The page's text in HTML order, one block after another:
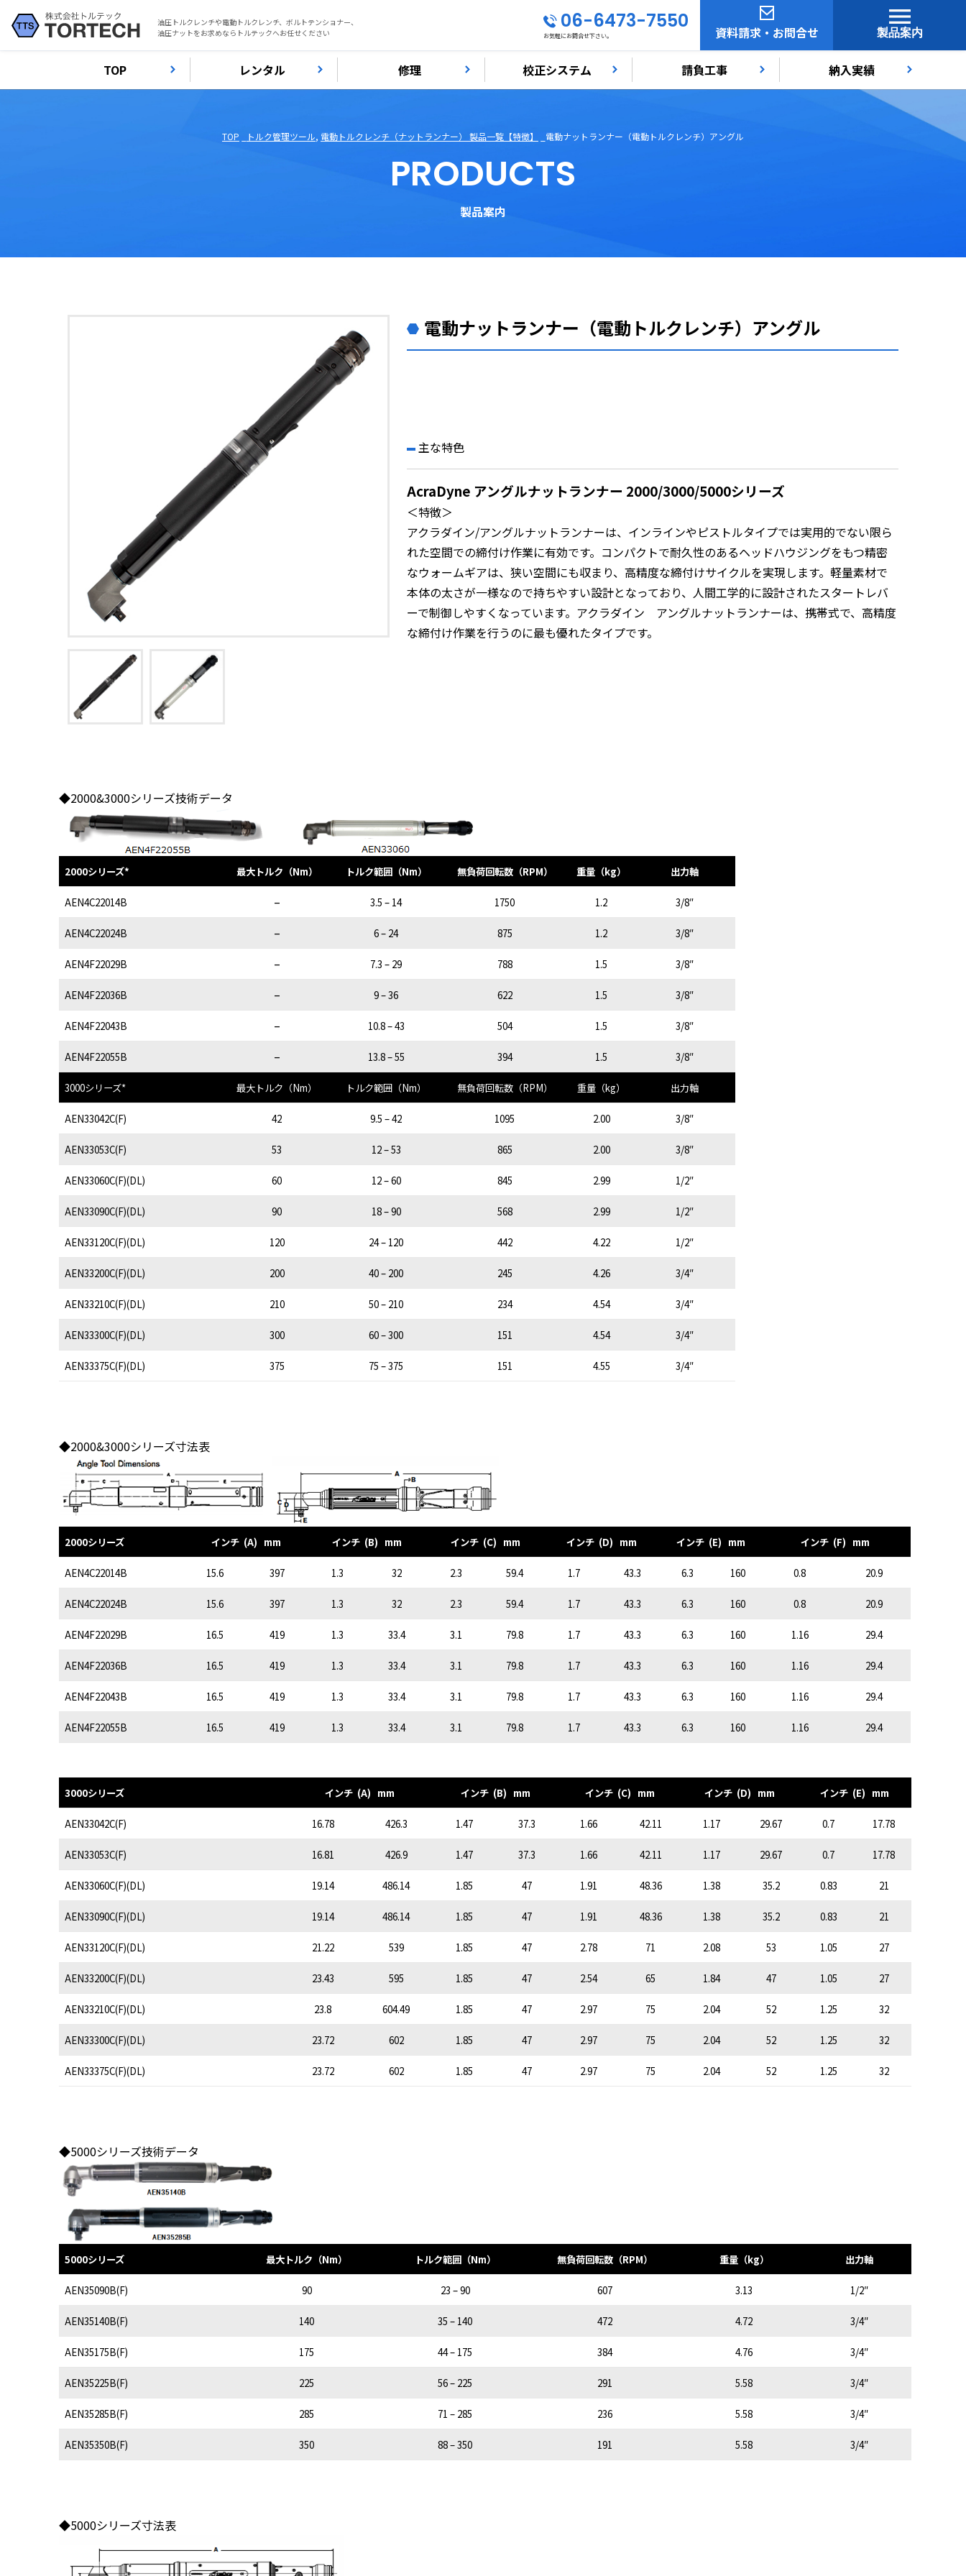
油圧トルクレンチや電動トルクレンチ、ボルトテンショナー、
油圧ナットをお求めならトルテックへお任せください
06-6473-7550
お気軽にお問合せ下さい。 資料請求・お問合せ 製品案内
TOP レンタル 修理 校正システム 請負工事 納入実績
TOP トルク管理ツール, 電動トルクレンチ（ナットランナー） 製品一覧【特徴】 電動ナットランナー（電動トルクレンチ）アングル
PRODUCTS
製品案内
電動ナットランナー（電動トルクレンチ）アングル
主な特色
AcraDyne アングルナットランナー 2000/3000/5000シリーズ
＜特徴＞
アクラダイン/アングルナットランナーは、インラインやピストルタイプでは実用的でない限ら
れた空間での締付け作業に有効です。コンパクトで耐久性のあるヘッドハウジングをもつ精密
なウォームギアは、狭い空間にも収まり、高精度な締付けサイクルを実現します。軽量素材で
本体の太さが一様なので持ちやすい設計となっており、人間工学的に設計されたスタートレバ
ーで制御しやすくなっています。アクラダイン アングルナットランナーは、携帯式で、高精度
な締付け作業を行うのに最も優れたタイプです。
◆2000&3000シリーズ技術データ
2000シリーズ* 最大トルク（Nm） トルク範囲（Nm） 無負荷回転数（RPM） 重量（kg） 出力軸
AEN4C22014B – 3.5 – 14 1750 1.2 3/8″
AEN4C22024B – 6 – 24 875 1.2 3/8″
AEN4F22029B – 7.3 – 29 788 1.5 3/8″
AEN4F22036B – 9 – 36 622 1.5 3/8″
AEN4F22043B – 10.8 – 43 504 1.5 3/8″
AEN4F22055B – 13.8 – 55 394 1.5 3/8″
3000シリーズ* 最大トルク（Nm） トルク範囲（Nm） 無負荷回転数（RPM） 重量（kg） 出力軸
AEN33042C(F) 42 9.5 – 42 1095 2.00 3/8″
AEN33053C(F) 53 12 – 53 865 2.00 3/8″
AEN33060C(F)(DL) 60 12 – 60 845 2.99 1/2″
AEN33090C(F)(DL) 90 18 – 90 568 2.99 1/2″
AEN33120C(F)(DL) 120 24 – 120 442 4.22 1/2″
AEN33200C(F)(DL) 200 40 – 200 245 4.26 3/4″
AEN33210C(F)(DL) 210 50 – 210 234 4.54 3/4″
AEN33300C(F)(DL) 300 60 – 300 151 4.54 3/4″
AEN33375C(F)(DL) 375 75 – 375 151 4.55 3/4″
◆2000&3000シリーズ寸法表
2000シリーズ インチ (A) mm インチ (B) mm インチ (C) mm インチ (D) mm インチ (E) mm インチ (F) mm
AEN4C22014B 15.6 397 1.3 32 2.3 59.4 1.7 43.3 6.3 160 0.8 20.9
AEN4C22024B 15.6 397 1.3 32 2.3 59.4 1.7 43.3 6.3 160 0.8 20.9
AEN4F22029B 16.5 419 1.3 33.4 3.1 79.8 1.7 43.3 6.3 160 1.16 29.4
AEN4F22036B 16.5 419 1.3 33.4 3.1 79.8 1.7 43.3 6.3 160 1.16 29.4
AEN4F22043B 16.5 419 1.3 33.4 3.1 79.8 1.7 43.3 6.3 160 1.16 29.4
AEN4F22055B 16.5 419 1.3 33.4 3.1 79.8 1.7 43.3 6.3 160 1.16 29.4
3000シリーズ インチ (A) mm インチ (B) mm インチ (C) mm インチ (D) mm インチ (E) mm
AEN33042C(F) 16.78 426.3 1.47 37.3 1.66 42.11 1.17 29.67 0.7 17.78
AEN33053C(F) 16.81 426.9 1.47 37.3 1.66 42.11 1.17 29.67 0.7 17.78
AEN33060C(F)(DL) 19.14 486.14 1.85 47 1.91 48.36 1.38 35.2 0.83 21
AEN33090C(F)(DL) 19.14 486.14 1.85 47 1.91 48.36 1.38 35.2 0.83 21
AEN33120C(F)(DL) 21.22 539 1.85 47 2.78 71 2.08 53 1.05 27
AEN33200C(F)(DL) 23.43 595 1.85 47 2.54 65 1.84 47 1.05 27
AEN33210C(F)(DL) 23.8 604.49 1.85 47 2.97 75 2.04 52 1.25 32
AEN33300C(F)(DL) 23.72 602 1.85 47 2.97 75 2.04 52 1.25 32
AEN33375C(F)(DL) 23.72 602 1.85 47 2.97 75 2.04 52 1.25 32
◆5000シリーズ技術データ
5000シリーズ 最大トルク（Nm） トルク範囲（Nm） 無負荷回転数（RPM） 重量（kg） 出力軸
AEN35090B(F) 90 23 – 90 607 3.13 1/2″
AEN35140B(F) 140 35 – 140 472 4.72 3/4″
AEN35175B(F) 175 44 – 175 384 4.76 3/4″
AEN35225B(F) 225 56 – 225 291 5.58 3/4″
AEN35285B(F) 285 71 – 285 236 5.58 3/4″
AEN35350B(F) 350 88 – 350 191 5.58 3/4″
◆5000シリーズ寸法表